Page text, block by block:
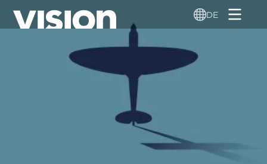
Direkt
zum
DE